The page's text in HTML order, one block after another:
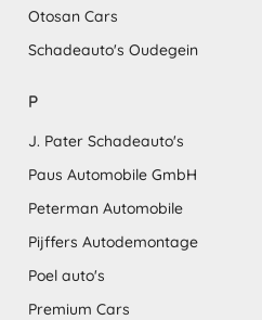
Otosan Cars
Schadeauto's Oudegein
P
J. Pater Schadeauto's
Paus Automobile GmbH
Peterman Automobile
Pijffers Autodemontage
Poel auto's
Premium Cars